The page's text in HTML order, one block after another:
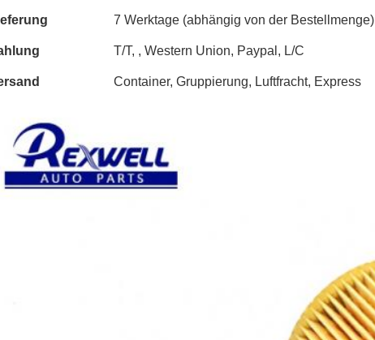
7 Werktage (abhängig von der Bestellmenge)
T/T, , Western Union, Paypal, L/C
Container, Gruppierung, Luftfracht, Express